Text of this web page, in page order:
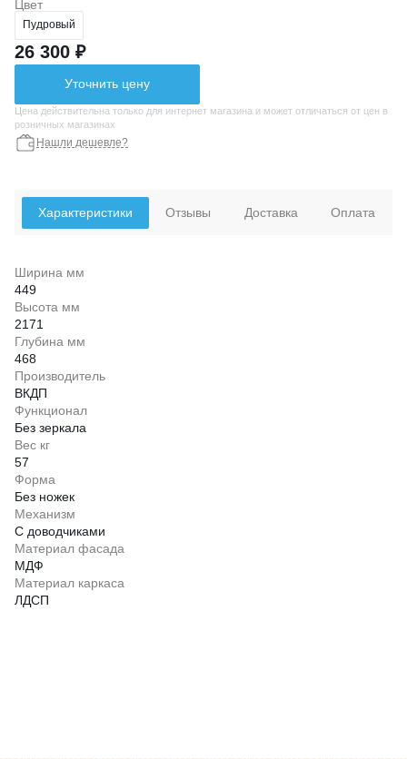
Цвет
Пудровый
26 300 ₽
Уточнить цену
Цена действительна только для интернет магазина и может отличаться от цен в
розничных магазинах
Нашли дешевле?
Характеристики
Ширина мм
449
Высота мм
2171
Глубина мм
468
Производитель
ВКДП
Функционал
Без зеркала
Вес кг
57
Форма
Без ножек
Механизм
С доводчиками
Материал фасада
МДФ
Материал каркаса
ЛДСП
Отзывы Доставка Оплата